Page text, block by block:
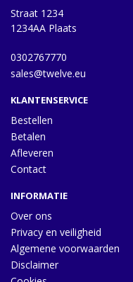
Straat 1234
1234AA Plaats
0302767770
sales@twelve.eu
KLANTENSERVICE
Bestellen
Betalen
Afleveren
Contact
INFORMATIE
Over ons
Privacy en veiligheid
Algemene voorwaarden
Disclaimer